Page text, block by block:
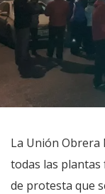
La Unión
todas las plantas
de protesta que